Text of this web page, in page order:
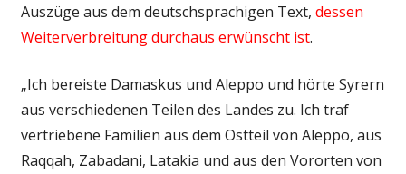
Auszüge aus dem deutschsprachigen Text, dessen
Weiterverbreitung durchaus erwünscht ist.
„Ich bereiste Damaskus und Aleppo und hörte Syrern
aus verschiedenen Teilen des Landes zu. Ich traf
vertriebene Familien aus dem Ostteil von Aleppo, aus
Raqqah, Zabadani, Latakia und aus den Vororten von